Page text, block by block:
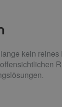
kein